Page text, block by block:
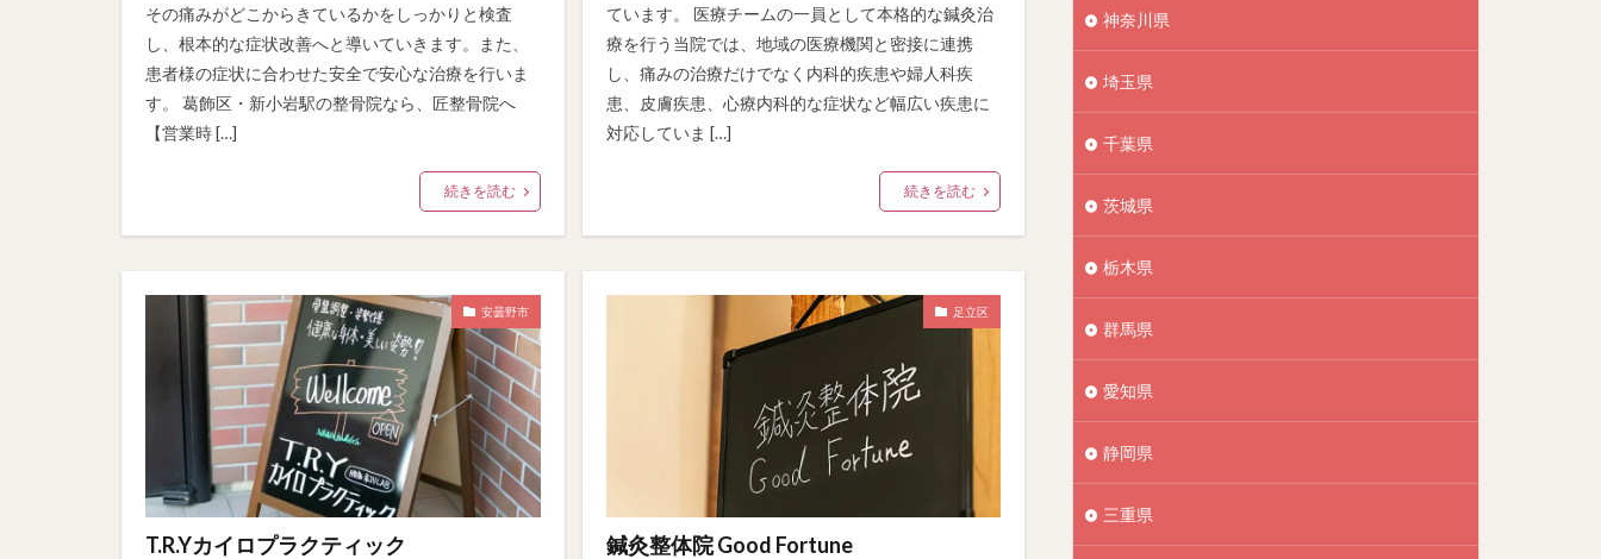
その痛みがどこからきているかをしっかりと検査
し、根本的な症状改善へと導いていきます。また、
患者様の症状に合わせた安全で安心な治療を行いま
す。 葛飾区・新小岩駅の整骨院なら、匠整骨院へ
【営業時 […]
続きを読む
ています。 医療チームの一員として本格的な鍼灸治
療を行う当院では、地域の医療機関と密接に連携
し、痛みの治療だけでなく内科的疾患や婦人科疾
患、皮膚疾患、心療内科的な症状など幅広い疾患に
対応していま […]
続きを読む
安曇野市
T.R.Yカイロプラクティック
足立区
鍼灸整体院 Good Fortune
神奈川県
埼玉県
千葉県
茨城県
栃木県
群馬県
愛知県
静岡県
三重県